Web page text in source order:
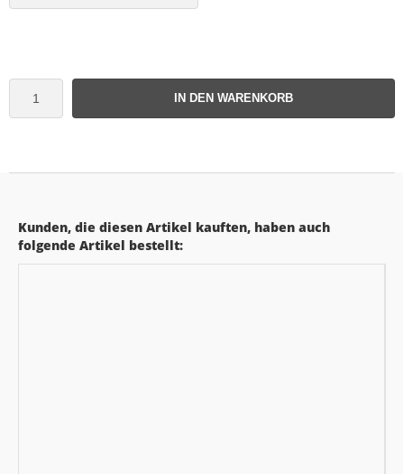
IN DEN WARENKORB
Kunden, die diesen Artikel kauften, haben auch
folgende Artikel bestellt: